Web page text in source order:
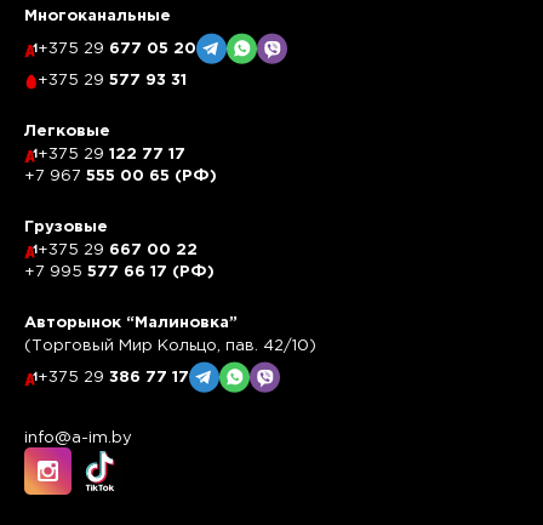
Многоканальные
+375 29 677 05 20
+375 29 577 93 31
Легковые
+375 29 122 77 17
+7 967 555 00 65 (РФ)
Грузовые
+375 29 667 00 22
+7 995 577 66 17 (РФ)
Авторынок “Малиновка”
(Торговый Мир Кольцо, пав. 42/10)
+375 29 386 77 17
info@a-im.by